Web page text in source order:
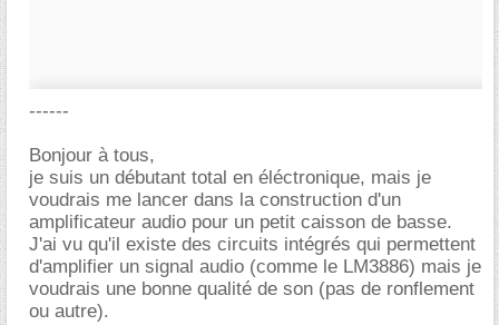
------
Bonjour à tous,
je suis un débutant total en éléctronique, mais je
voudrais me lancer dans la construction d'un
amplificateur audio pour un petit caisson de basse.
J'ai vu qu'il existe des circuits intégrés qui permettent
d'amplifier un signal audio (comme le LM3886) mais je
voudrais une bonne qualité de son (pas de ronflement
ou autre).